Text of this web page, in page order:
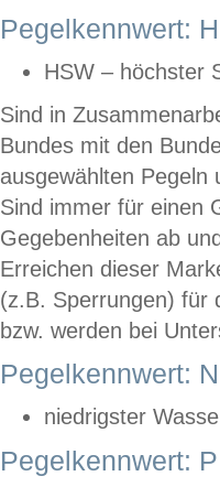
Pegelkennwert:
HSW – höchster
Sind in
Bundes mit den
ausgewählten
Sind immer für einen
Gegebenheiten ab
Erreichen dieser
(z.B. Sperrungen) für
bzw. werden bei
Pegelkennwert:
niedrigster
Pegelkennwert: